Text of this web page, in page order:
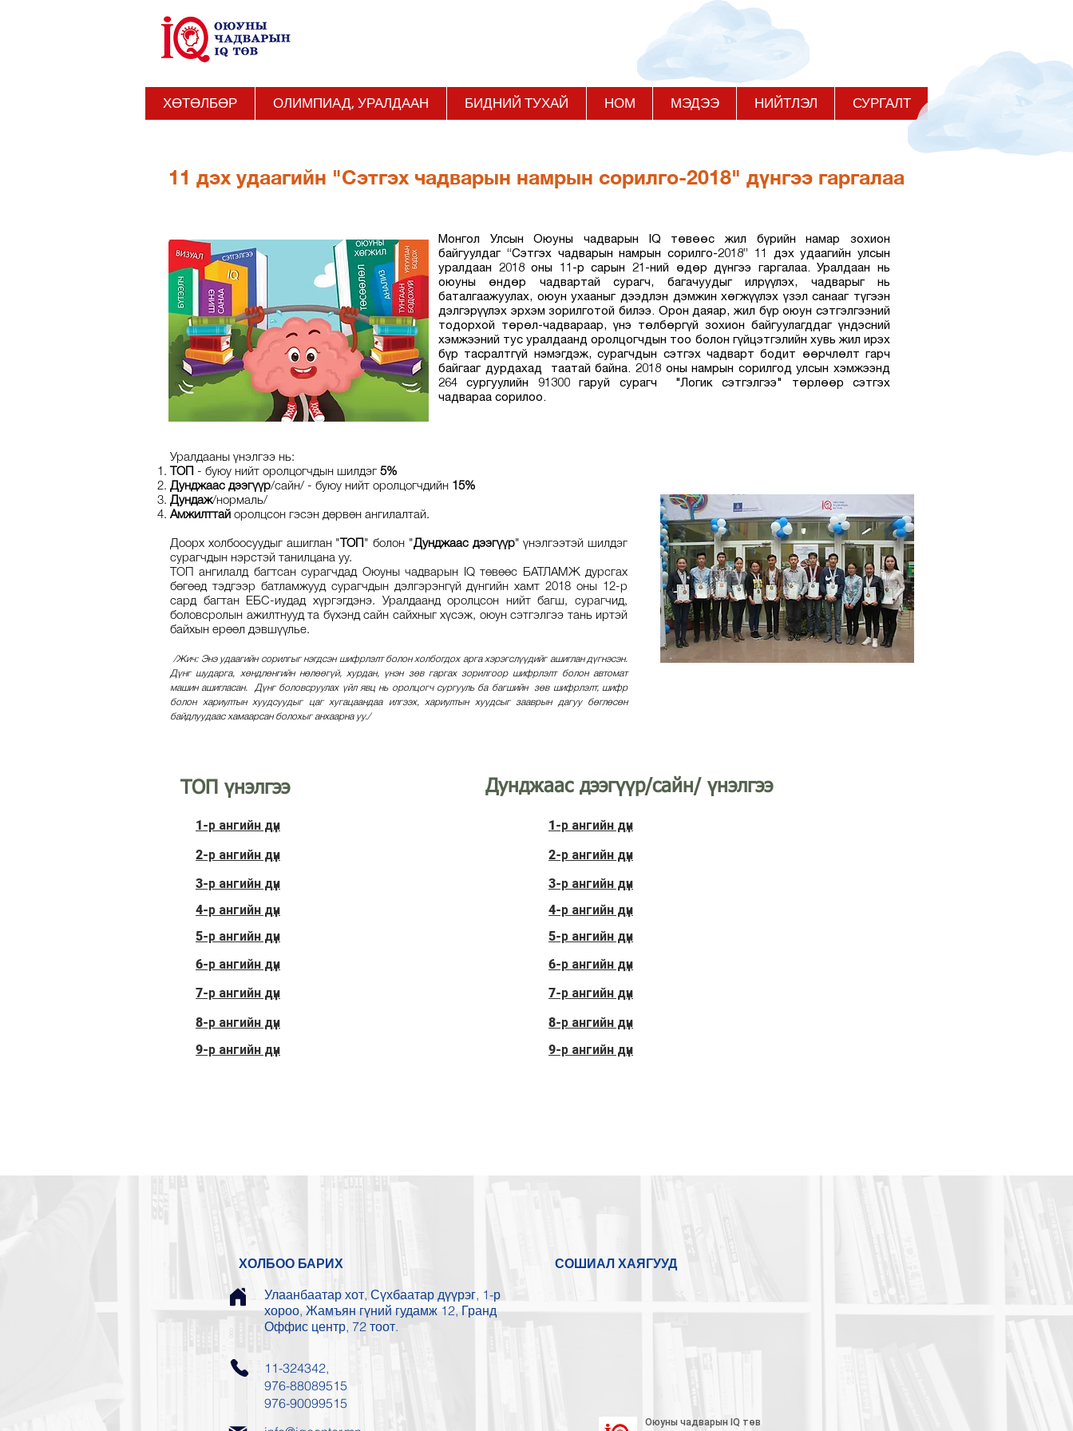
ХӨТӨЛБӨР ОЛИМПИАД, УРАЛДААН БИДНИЙ ТУХАЙ НОМ МЭДЭЭ НИЙТЛЭЛ СУРГАЛТ
11 дэх удаагийн "Сэтгэх чадварын намрын сорилго-2018" дүнгээ гаргалаа
Монгол Улсын Оюуны чадварын IQ төвөөс жил бүрийн намар зохион
байгуулдаг “Сэтгэх чадварын намрын сорилго-2018” 11 дэх удаагийн улсын
уралдаан 2018 оны 11-р сарын 21-ний өдөр дүнгээ гаргалаа. Уралдаан нь
оюуны өндөр чадвартай сурагч, багачуудыг илрүүлэх, чадварыг нь
баталгаажуулах, оюун ухааныг дээдлэн дэмжин хөгжүүлэх үзэл санааг түгээн
дэлгэрүүлэх эрхэм зорилготой билээ. Орон даяар, жил бүр оюун сэтгэлгээний
тодорхой төрөл-чадвараар, үнэ төлбөргүй зохион байгуулагддаг үндэсний
хэмжээний тус уралдаанд оролцогчдын тоо болон гүйцэтгэлийн хувь жил ирэх
бүр тасралтгүй нэмэгдэж, сурагчдын сэтгэх чадварт бодит өөрчлөлт гарч
байгааг дурдахад таатай байна. 2018 оны намрын сорилгод улсын хэмжээнд
264 сургуулийн 91300 гаруй сурагч "Логик сэтгэлгээ" төрлөөр сэтгэх
чадвараа сорилоо.
Уралдааны үнэлгээ нь:
ТОП - буюу нийт оролцогчдын шилдэг 5%
Дунджаас дээгүүр/сайн/ - буюу нийт оролцогчдийн 15%
Дундаж/нормаль/
Амжилттай оролцсон гэсэн дөрвөн ангилалтай.
Доорх холбоосуудыг ашиглан " ТОП" болон "Дунджаас дээгүүр" үнэлгээтэй шилдэг
сурагчдын нэрстэй танилцана уу.
ТОП ангилалд багтсан сурагчдад Оюуны чадварын IQ төвөөс БАТЛАМЖ дурсгах
бөгөөд тэдгээр батламжууд сурагчдын дэлгэрэнгүй дүнгийн хамт 2018 оны 12-р
сард багтан ЕБС-иудад хүргэгдэнэ. Уралдаанд оролцсон нийт багш, сурагчид,
боловсролын ажилтнууд та бүхэнд сайн сайхныг хүсэж, оюун сэтгэлгээ тань иртэй
байхын ерөөл дэвшүүлье.
/Жич: Энэ удаагийн сорилгыг нэгдсэн шифрлэлт болон холбогдох арга хэрэгслүүдийг ашиглан дүгнэсэн.
Дүнг шударга, хөндлөнгийн нөлөөгүй, хурдан, үнэн зөв гаргах зорилгоор шифрлэлт болон автомат
машин ашигласан. Дүнг боловсруулах үйл явц нь оролцогч сургууль ба багшийн зөв шифрлэлт, шифр
болон хариултын хуудсуудыг цаг хугацаандаа илгээх, хариултын хуудсыг зааврын дагуу бөглөсөн
байдлуудаас хамаарсан болохыг анхаарна уу./
ТОП үнэлгээ
1-р ангийн дүн
2-р ангийн дүн
3-р ангийн дүн
4-р ангийн дүн
5-р ангийн дүн
6-р ангийн дүн
7-р ангийн дүн
8-р ангийн дүн
9-р ангийн дүн
Дунджаас дээгүүр/сайн/ үнэлгээ
1-р ангийн дүн
2-р ангийн дүн
3-р ангийн дүн
4-р ангийн дүн
5-р ангийн дүн
6-р ангийн дүн
7-р ангийн дүн
8-р ангийн дүн
9-р ангийн дүн
ХОЛБОО БАРИХ
11-324342,
976-88089515
976-90099515
Улаанбаатар хот, Сүхбаатар дүүрэг, 1-р
хороо, Жамъян гүний гудамж 12, Гранд
Оффис центр, 72 тоот.
СОШИАЛ ХАЯГУУД